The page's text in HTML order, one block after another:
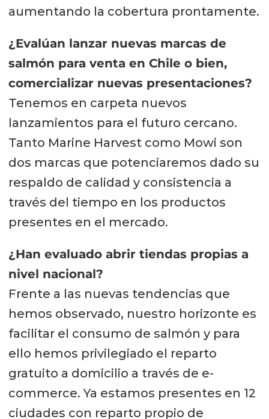
aumentando la cobertura prontamente.
¿Evalúan lanzar nuevas marcas de
salmón para venta en Chile o bien,
comercializar nuevas presentaciones?
Tenemos en carpeta nuevos
lanzamientos para el futuro cercano.
Tanto Marine Harvest como Mowi son
dos marcas que potenciaremos dado su
respaldo de calidad y consistencia a
través del tiempo en los productos
presentes en el mercado.
¿Han evaluado abrir tiendas propias a
nivel nacional?
Frente a las nuevas tendencias que
hemos observado, nuestro horizonte es
facilitar el consumo de salmón y para
ello hemos privilegiado el reparto
gratuito a domicilio a través de e-
commerce. Ya estamos presentes en 12
ciudades con reparto propio de